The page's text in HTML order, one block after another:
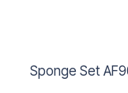
Sponge Set